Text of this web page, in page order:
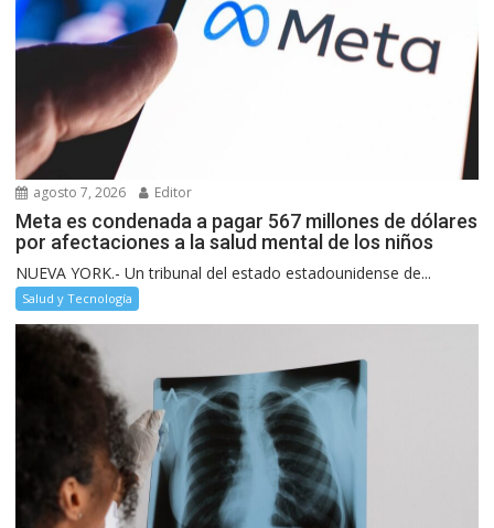
agosto 7, 2026 Editor
Meta es condenada a pagar 567 millones de dólares
por afectaciones a la salud mental de los niños
NUEVA YORK.- Un tribunal del estado estadounidense de...
Salud y Tecnología